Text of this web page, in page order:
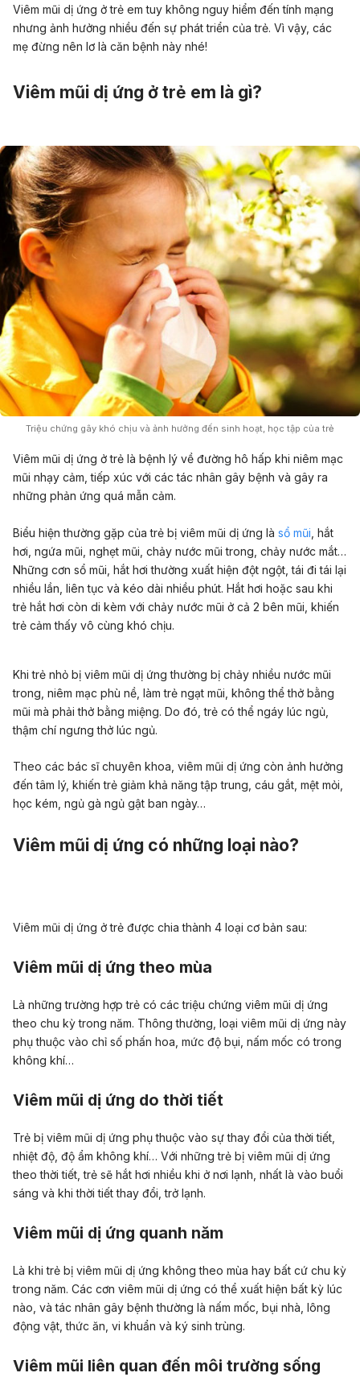
Viêm mũi dị ứng ở trẻ em tuy không nguy hiểm đến tính mạng
nhưng ảnh hưởng nhiều đến sự phát triển của trẻ. Vì vậy, các
mẹ đừng nên lơ là căn bệnh này nhé!
Viêm mũi dị ứng ở trẻ em là gì?
Triệu chứng gây khó chịu và ảnh hưởng đến sinh hoạt, học tập của trẻ
Viêm mũi dị ứng ở trẻ là bệnh lý về đường hô hấp khi niêm mạc
mũi nhạy cảm, tiếp xúc với các tác nhân gây bệnh và gây ra
những phản ứng quá mẫn cảm.
Biểu hiện thường gặp của trẻ bị viêm mũi dị ứng là sổ mũi , hắt
hơi, ngứa mũi, nghẹt mũi, chảy nước mũi trong, chảy nước mắt…
Những cơn sổ mũi, hắt hơi thường xuất hiện đột ngột, tái đi tái lại
nhiều lần, liên tục và kéo dài nhiều phút. Hắt hơi hoặc sau khi
trẻ hắt hơi còn di kèm với chảy nước mũi ở cả 2 bên mũi, khiến
trẻ cảm thấy vô cùng khó chịu.
Khi trẻ nhỏ bị viêm mũi dị ứng thường bị chảy nhiều nước mũi
trong, niêm mạc phù nề, làm trẻ ngạt mũi, không thể thở bằng
mũi mà phải thở bằng miệng. Do đó, trẻ có thể ngáy lúc ngủ,
thậm chí ngưng thở lúc ngủ.
Theo các bác sĩ chuyên khoa, viêm mũi dị ứng còn ảnh hưởng
đến tâm lý, khiến trẻ giảm khả năng tập trung, cáu gắt, mệt mỏi,
học kém, ngủ gà ngủ gật ban ngày…
Viêm mũi dị ứng có những loại nào?
Viêm mũi dị ứng ở trẻ được chia thành 4 loại cơ bản sau:
Viêm mũi dị ứng theo mùa
Là những trường hợp trẻ có các triệu chứng viêm mũi dị ứng
theo chu kỳ trong năm. Thông thường, loại viêm mũi dị ứng này
phụ thuộc vào chỉ số phấn hoa, mức độ bụi, nấm mốc có trong
không khí…
Viêm mũi dị ứng do thời tiết
Trẻ bị viêm mũi dị ứng phụ thuộc vào sự thay đổi của thời tiết,
nhiệt độ, độ ẩm không khí… Với những trẻ bị viêm mũi dị ứng
theo thời tiết, trẻ sẽ hắt hơi nhiều khi ở nơi lạnh, nhất là vào buổi
sáng và khi thời tiết thay đổi, trở lạnh.
Viêm mũi dị ứng quanh năm
Là khi trẻ bị viêm mũi dị ứng không theo mùa hay bất cứ chu kỳ
trong năm. Các cơn viêm mũi dị ứng có thể xuất hiện bất kỳ lúc
nào, và tác nhân gây bệnh thường là nấm mốc, bụi nhà, lông
động vật, thức ăn, vi khuẩn và ký sinh trùng.
Viêm mũi liên quan đến môi trường sống